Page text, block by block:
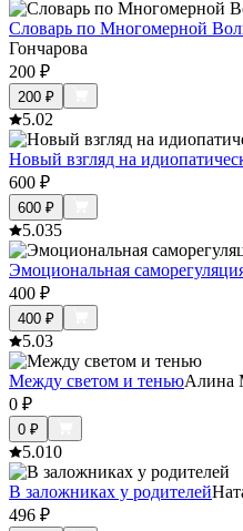
Словарь по Многомерной
Гончарова
200 ₽
200 ₽
5.02
Новый взгляд на
600 ₽
600 ₽
5.035
Эмоциональная
400 ₽
400 ₽
5.03
Между светом и теньюАлина
0 ₽
0 ₽
5.010
В заложниках у родителей
496 ₽